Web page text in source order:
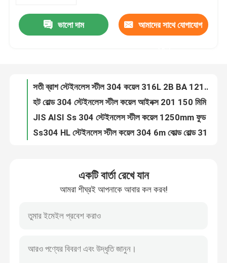
আমাদের সম্পর্কে
মান নিয়ন্ত্রণ
যোগাযোগ করুন
উদ্ধৃতির জন্য আবেদন
ভালো দাম আমাদের সাথে যোগাযোগ সতী ব্রাশ স্টেইনলেস স্টীল 304 কয়েল 316L 2B BA 1219mm
কোল্ড রোল্ড স্টেইনলেস স্টিল কয়েল 316L 409 316 2B BA 800mm
304N 310S স্টেইনলেস স্টীল স্ট্রিপ কয়েল ঢালাই ধাতু 100mm
একটি বার্তা রেখে যান
আমরা শীঘ্রই আপনাকে আবার কল করব!